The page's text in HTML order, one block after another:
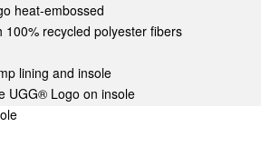
heat-embossed
100% recycled polyester fibers
lining and insole
UGG® Logo on insole